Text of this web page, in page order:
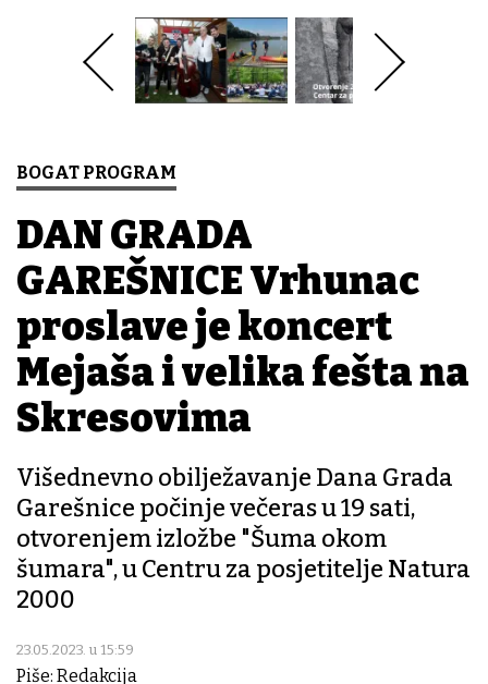
BOGAT PROGRAM
DAN GRADA
GAREŠNICE Vrhunac
proslave je koncert
Mejaša i velika fešta na
Skresovima
Višednevno obilježavanje Dana Grada
Garešnice počinje večeras u 19 sati,
otvorenjem izložbe "Šuma okom
šumara", u Centru za posjetitelje Natura
2000
23.05.2023. u 15:59
Piše: Redakcija